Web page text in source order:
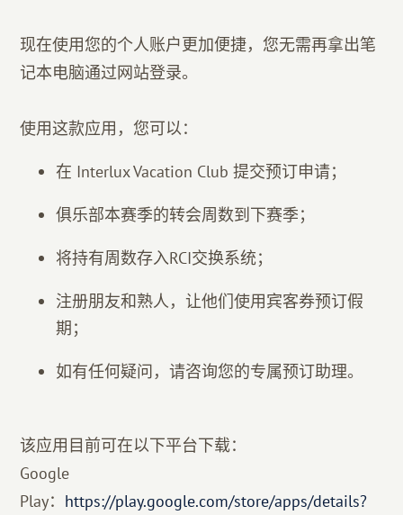
现在使用您的个人账户更加便捷，您无需再拿出笔
记本电脑通过网站登录。
使用这款应用，您可以：
在 Interlux Vacation Club 提交预订申请；
俱乐部本赛季的转会周数到下赛季；
将持有周数存入RCI交换系统；
注册朋友和熟人，让他们使用宾客券预订假
期；
如有任何疑问，请咨询您的专属预订助理。
该应用目前可在以下平台下载：
Google
Play： https://play.google.com/store/apps/details?